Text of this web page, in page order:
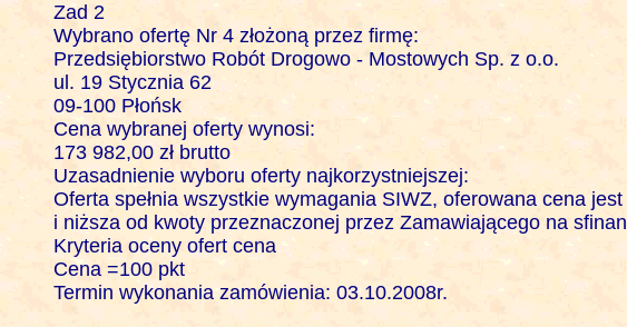
Zad 2
Wybrano ofertę Nr 4 złożoną przez firmę:
Przedsiębiorstwo Robót Drogowo - Mostowych Sp. z o.o.
ul. 19 Stycznia 62
09-100 Płońsk
Cena wybranej oferty wynosi:
173 982,00 zł brutto
Uzasadnienie wyboru oferty najkorzystniejszej:
Oferta spełnia wszystkie wymagania SIWZ, oferowana cena
i niższa od kwoty przeznaczonej przez Zamawiającego na
Kryteria oceny ofert cena
Cena =100 pkt
Termin wykonania zamówienia: 03.10.2008r.